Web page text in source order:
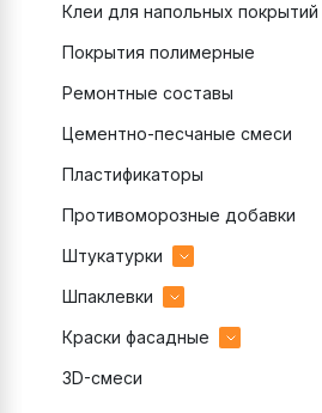
Клеи для напольных покрытий
Покрытия полимерные
Ремонтные составы
Цементно-песчаные смеси
Пластификаторы
Противоморозные добавки
Штукатурки
гипсовые
декоративные готовые
декоративные цементные
Шпаклевки
гипсовые
полимерные
Краски фасадные
акриловые
3D-смеси